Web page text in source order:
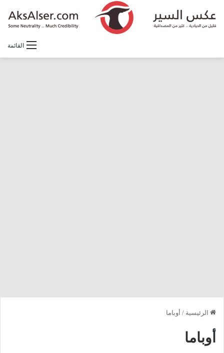
القائمة
الرئيسية / أوباما
أوباما